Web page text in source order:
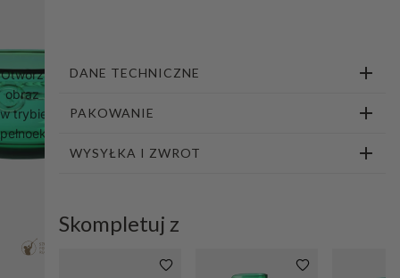
Otwórz
obraz
w trybie
pełnoekranowym
DANE TECHNICZNE
PAKOWANIE
WYSYŁKA I ZWROT
Skompletuj z